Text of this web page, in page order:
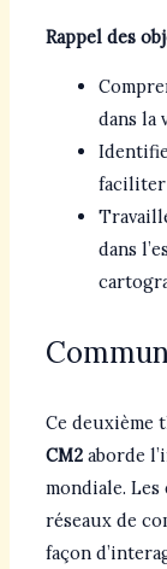
Rappel des
dans la
faciliter
dans
Ce deuxième
CM2aborde
mondiale.
réseaux de
façon